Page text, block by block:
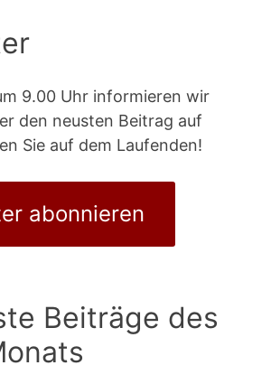
9.00 Uhr informieren wir
den neusten Beitrag auf
Sie auf dem Laufenden!
abonnieren
Beiträge des